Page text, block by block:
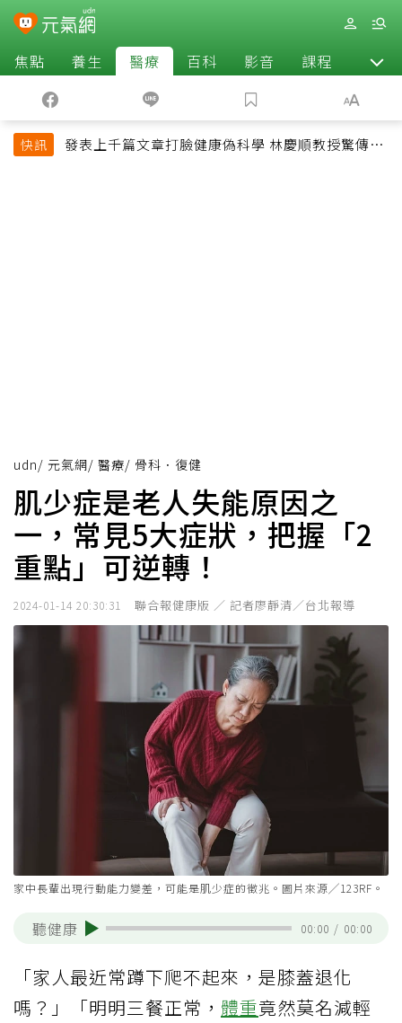
焦點 養生 醫療 百科 影音 課程 退休
快訊
發表上千篇文章打臉健康偽科學 林慶順教授驚傳意
udn/ 元氣網/ 醫療/ 骨科．復健
肌少症是老人失能原因之
一，常見5大症狀，把握「2
重點」可逆轉！
2024-01-14 20:30:31 聯合報健康版 ／ 記者廖靜清／台北報導
家中長輩出現行動能力變差，可能是肌少症的徵兆。圖片來源╱123RF。
聽健康 00:00 / 00:00
「家人最近常蹲下爬不起來，是膝蓋退化
嗎？」「明明三餐正常， 體重竟然莫名減輕